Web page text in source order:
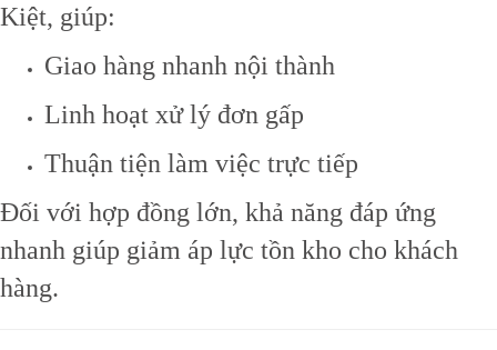
Kiệt, giúp:
Giao hàng nhanh nội thành
Linh hoạt xử lý đơn gấp
Thuận tiện làm việc trực tiếp
Đối với hợp đồng lớn, khả năng đáp ứng
nhanh giúp giảm áp lực tồn kho cho khách
hàng.